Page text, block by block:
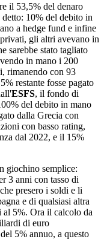
il 53,5% del denaro
10% del debito in
a hedge fund e infine
gli altri avevano in
sarebbe stato tagliato
in mano i 200
rimanendo con 93
restante fosse pagato
ESFS, il fondo di
del debito in mano
dalla Grecia con
con basso rating,
dal 2022, e il 15%
giochino semplice:
3 anni con tasso di
presero i soldi e li
e di qualsiasi altra
al 5%. Ora il calcolo da
di euro
5% annuo, a questo